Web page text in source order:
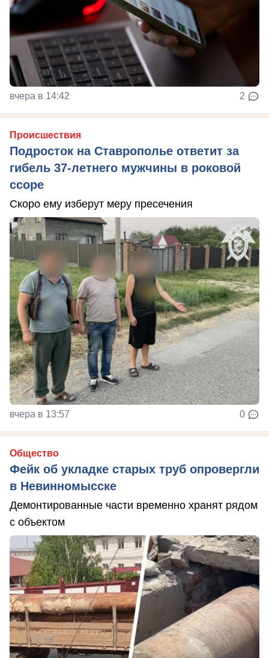
вчера в 14:42 2
Происшествия
Подросток на Ставрополье ответит за
гибель 37-летнего мужчины в роковой
ссоре
Скоро ему изберут меру пресечения
вчера в 13:57 0
Общество
Фейк об укладке старых труб опровергли
в Невинномысске
Демонтированные части временно хранят рядом
с объектом